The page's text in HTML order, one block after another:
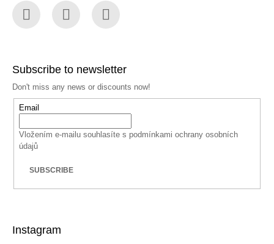
Subscribe to newsletter
Don't miss any news or discounts now!
Email
Vložením e-mailu souhlasíte s podmínkami ochrany osobních
údajů
SUBSCRIBE
Instagram